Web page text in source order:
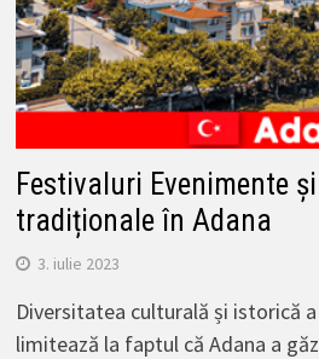
Festivaluri Evenimente
tradiționale în Adana
3. iulie 2023
Diversitatea culturală și istorică
limitează la faptul că Adana a